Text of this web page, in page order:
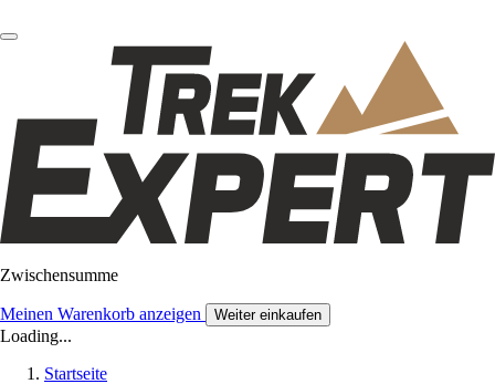
Zwischensumme
Meinen Warenkorb anzeigen Weiter einkaufen
Loading...
Startseite